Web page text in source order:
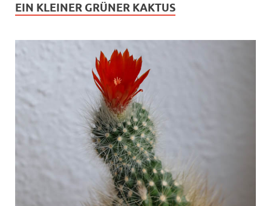
EIN KLEINER GRÜNER KAKTUS